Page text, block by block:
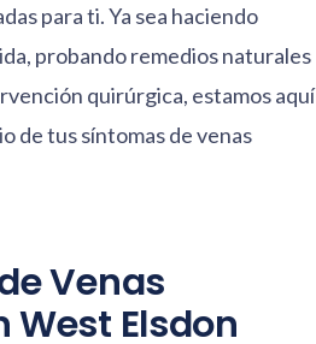
para ti. Ya sea haciendo
probando remedios naturales
quirúrgica, estamos aquí
de tus síntomas de venas
Venas
West Elsdon